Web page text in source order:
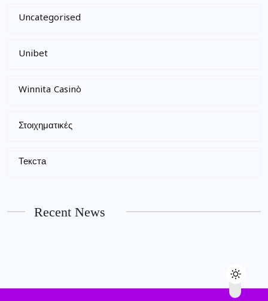
Uncategorised
Unibet
Winnita Casinò
Στοιχηματικές
Текста
Recent News